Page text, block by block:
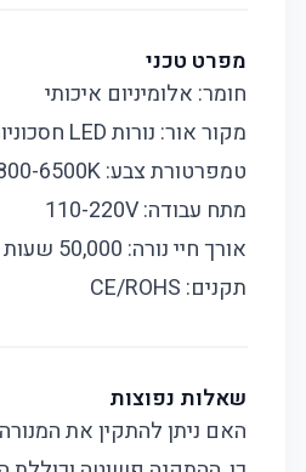
מפרט טכני
חומר: אלומיניום איכותי
מקור אור: נורות LED חסכוניות
טמפרטורת צבע: 2800-6500K
מתח עבודה: 110-220V
אורך חיי נורה: 50,000 שעות
תקנים: CE/ROHS
שאלות נפוצות
האם ניתן להתקין את